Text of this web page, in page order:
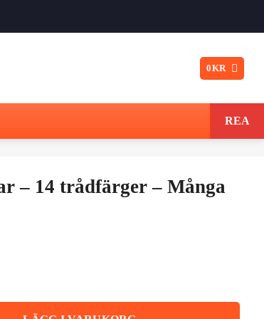
0KR
REA
– 14 trådfärger – Många